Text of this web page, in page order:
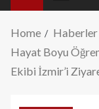
Home
Haberler
Hayat Boyu
Ekibi İzmir’i